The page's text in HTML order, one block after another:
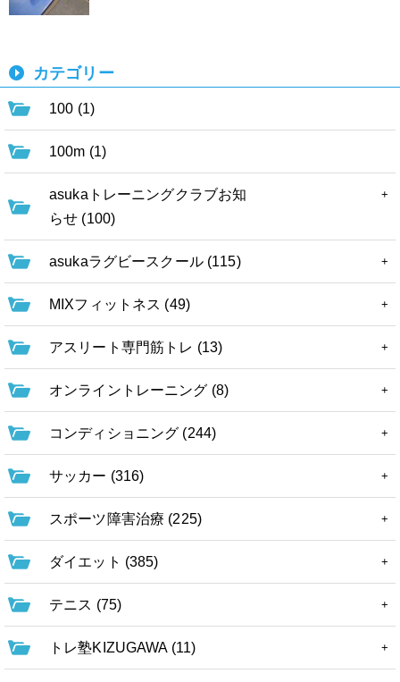
カテゴリー
100 (1)
100m (1)
asukaトレーニングクラブお知
らせ (100)
asukaラグビースクール (115)
MIXフィットネス (49)
アスリート専門筋トレ (13)
オンライントレーニング (8)
コンディショニング (244)
サッカー (316)
スポーツ障害治療 (225)
ダイエット (385)
テニス (75)
トレ塾KIZUGAWA (11)